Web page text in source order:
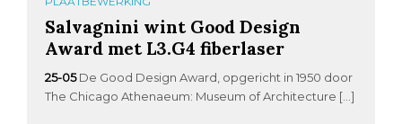
Salvagnini wint Good Design
Award met L3.G4 fiberlaser
25-05 De Good Design Award, opgericht in 1950 door
The Chicago Athenaeum: Museum of Architecture […]